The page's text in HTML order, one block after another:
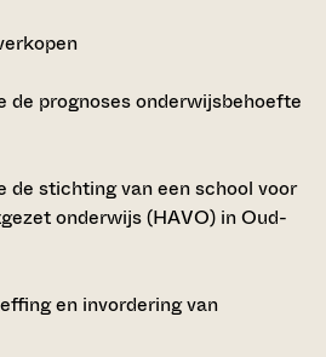
de prognoses onderwijsbehoefte
de stichting van een school voor
onderwijs (HAVO) in Oud-
en invordering van